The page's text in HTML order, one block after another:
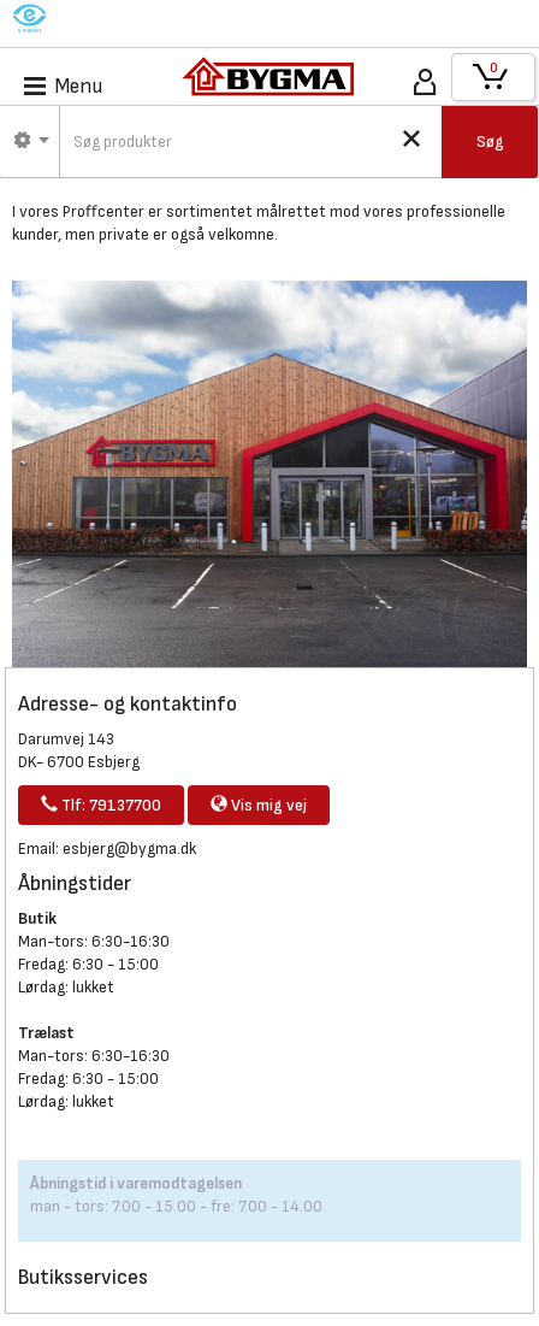
M
Menu
Søg
0
Bygma Esbjerg Syd -
Proffcenter
I vores Proffcenter er sortimentet målrettet mod vores professionelle
kunder,men private er også velkomne.
Adresse- og kontaktinfo
Darumvej 143
DK- 6700 Esbjerg
Tlf: 79137700 Vis mig vej
Email: esbjerg@bygma.dk
Åbningstider
Butik
Man-tors: 6:30-16:30
Fredag: 6:30 - 15:00
Lørdag: lukket
Trælast
Man-tors: 6:30-16:30
Fredag: 6:30 - 15:00
Lørdag: lukket
Åbningstid i varemodtagelsen
man - tors: 7.00 - 15.00 - fre: 7.00 - 14.00
Butiksservices